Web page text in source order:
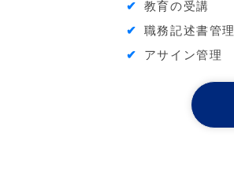
教育の受講
職務記述書管理
アサイン管理